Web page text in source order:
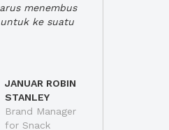
menembus
ke suatu
JANUAR ROBIN
STANLEY
Brand Manager
for Snack